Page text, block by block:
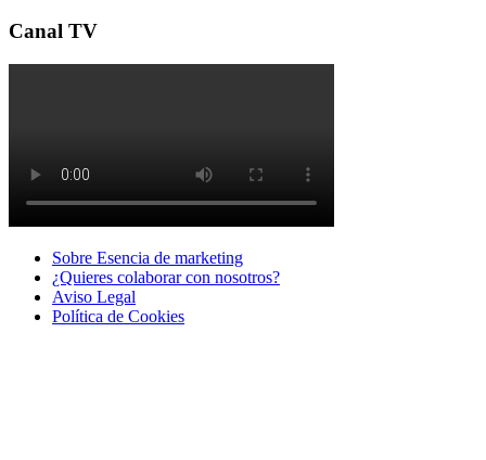
Canal TV
Sobre Esencia de marketing
¿Quieres colaborar con nosotros?
Aviso Legal
Polí­tica de Cookies